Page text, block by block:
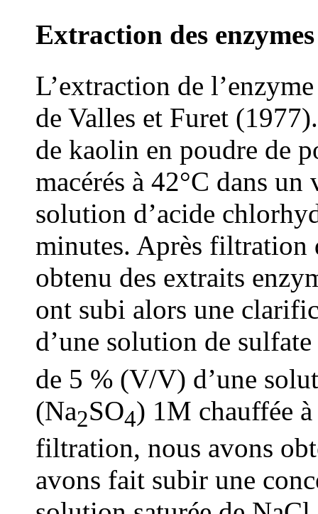
Extraction des
L’extraction de
de Valles et Furet
de kaolin en poudre de
macérés à 42°C dans
solution d’acide
minutes. Après filtration
obtenu des extraits
ont subi alors une
d’une solution de
de 5 % (V/V) d’une
(Na2SO4) 1M chauffée
filtration, nous avons
avons fait subir une